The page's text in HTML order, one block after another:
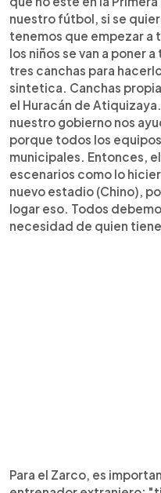
nuestro fútbol, si se
tenemos que empezar a
los niños se van a poner
tres canchas para
sintetica. Canchas
el Huracán de
nuestro gobierno nos
porque todos los
municipales. Entonces,
escenarios como lo
nuevo estadio (Chino),
logar eso. Todos
necesidad de quien
Para el Zarco, es